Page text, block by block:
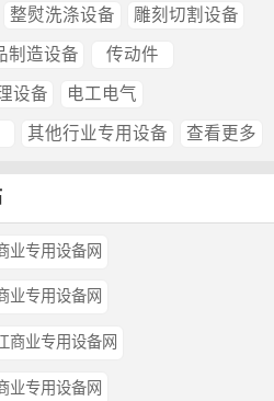
整熨洗涤设备 雕刻切割设备
制造设备 传动件
设备 电工电气
其他行业专用设备 查看更多
业专用设备网
业专用设备网
商业专用设备网
业专用设备网